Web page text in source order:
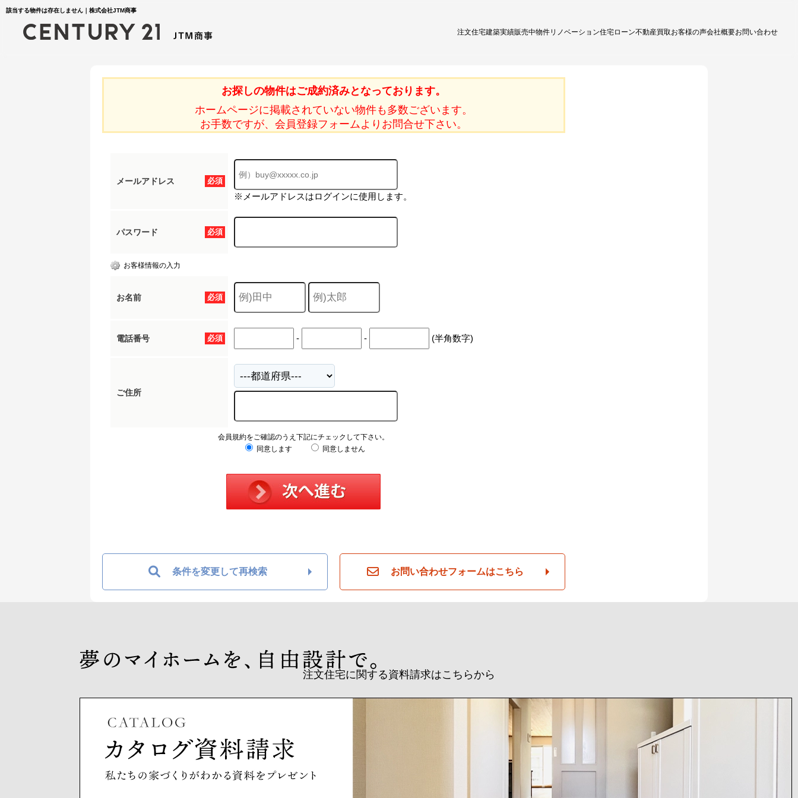
該当する物件は存在しません｜株式会社JTM商事
注文住宅建築実績販売中物件リノベーション住宅ローン不動産買取お客様の声会社概要お問い合わせ
お探しの物件はご成約済みとなっております。
ホームページに掲載されていない物件も多数ございます。
お手数ですが、会員登録フォームよりお問合せ下さい。
必須
メールアドレス
※メールアドレスはログインに使用します。
必須
パスワード
お客様情報の入力
必須
お名前
必須
電話番号 - - (半角数字)
ご住所
会員規約をご確認のうえ下記にチェックして下さい。
同意します
同意しません
条件を変更して再検索 お問い合わせフォームはこちら
注文住宅に関する資料請求はこちらから